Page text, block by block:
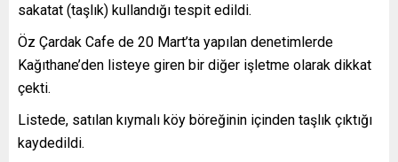
sakatat (taşlık) kullandığı tespit edildi.
Öz Çardak Cafe de 20 Mart’ta yapılan denetimlerde
Kağıthane’den listeye giren bir diğer işletme olarak dikkat
çekti.
Listede, satılan kıymalı köy böreğinin içinden taşlık çıktığı
kaydedildi.